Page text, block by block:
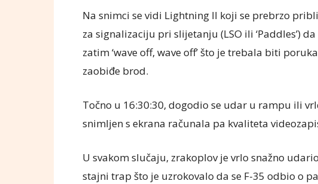
Na snimci se vidi Lightning II koji se prebrzo
za signalizaciju pri slijetanju (LSO ili ‘Paddles’)
zatim ‘wave off, wave off’ što je trebala biti
zaobiđe brod.
Točno u 16:30:30, dogodio se udar u rampu ili
snimljen s ekrana računala pa kvaliteta
U svakom slučaju, zrakoplov je vrlo snažno
stajni trap što je uzrokovalo da se F-35 odbio o